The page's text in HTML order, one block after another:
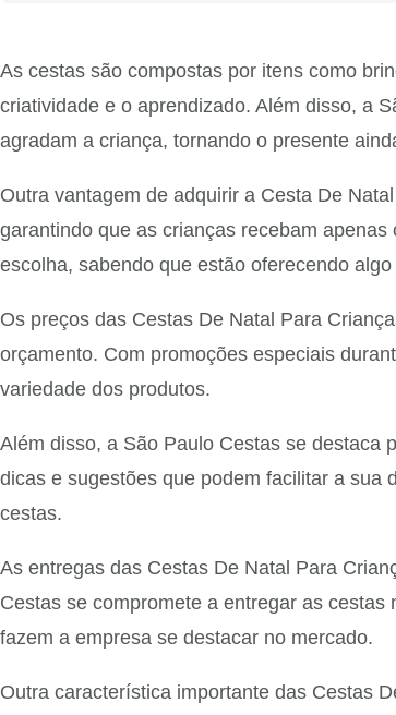
As cestas são compostas por itens como
criatividade e o aprendizado. Além disso, a
agradam a criança, tornando o presente
Outra vantagem de adquirir a Cesta De
garantindo que as crianças recebam
escolha, sabendo que estão oferecendo
Os preços das Cestas De Natal Para
orçamento. Com promoções especiais
variedade dos produtos.
Além disso, a São Paulo Cestas se destaca
dicas e sugestões que podem facilitar a sua
cestas.
As entregas das Cestas De Natal Para
Cestas se compromete a entregar as
fazem a empresa se destacar no mercado.
Outra característica importante das Cestas